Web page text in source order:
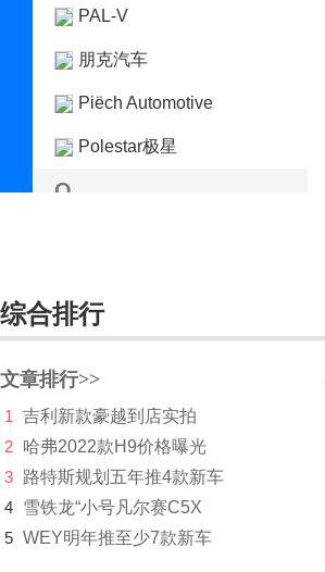
PAL-V
朋克汽车
Piëch Automotive
Polestar极星
Q
启辰
骐铃
奇鲁汽车
庆铃汽车
综合排行
文章排行>>
1
吉利新款豪越到店实拍
2 哈弗2022款H9价格曝光
3 路特斯规划五年推4款新车
4 雪铁龙“小号凡尔赛C5X
5 WEY明年推至少7款新车